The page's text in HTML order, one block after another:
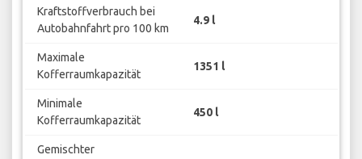
Kraftstoffverbrauch bei
Autobahnfahrt pro 100 km
4.9 l
Maximale
Kofferraumkapazität
1351 l
Minimale
Kofferraumkapazität
450 l
Gemischter